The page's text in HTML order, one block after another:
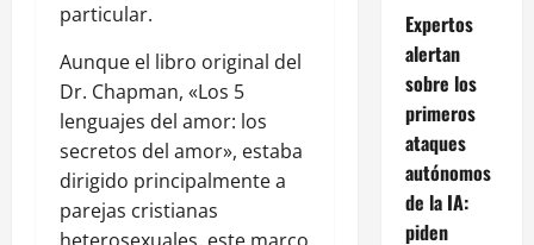
particular.
Aunque el libro original del
Dr. Chapman, «Los 5
lenguajes del amor: los
secretos del amor», estaba
dirigido principalmente a
parejas cristianas
Expertos
alertan
sobre los
primeros
ataques
autónomos
de la IA:
piden